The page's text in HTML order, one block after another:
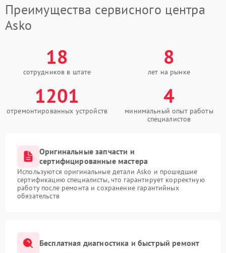
Преимущества сервисного центра
Asko
18
сотрудников в штате
8
лет на рынке
1201
отремонтированных устройств
4
минимальный опыт работы
специалистов
Оригинальные запчасти и
сертифицированные мастера
Используются оригинальные детали Asko и прошедшие
сертификацию специалисты, что гарантирует корректную
работу после ремонта и сохранение гарантийных
обязательств
Бесплатная диагностика и быстрый ремонт